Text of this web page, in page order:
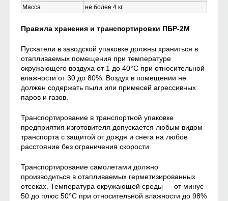
Масса
не более 4 кг
Правила хранения и транспортировки ПБР-2М
Пускатели в заводской упаковке должны храниться в
отапливаемых помещения при температуре
окружающего воздуха от 1 до 40°С при относительной
влажности от 30 до 80%. Воздух в помещении не
должен содержать пыли или примесей агрессивных
паров и газов.
Транспортирование в транспортной упаковке
предприятия изготовителя допускается любым видом
транспорта с защитой от дождя и снега на любое
расстояние без ограничения скорости.
Транспортирование самолетами должно
производиться в отапливаемых герметизированных
отсеках. Температура окружающей среды — от минус
50 до плюс 50°С при относительной влажности до 98%